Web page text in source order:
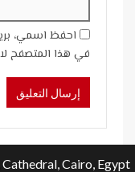
احفظ اسمي،
في هذا المتصفح
Cairo, Egypt